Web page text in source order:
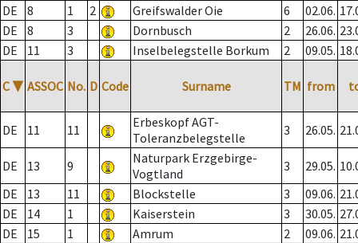
DE
8 1 2 Greifswalder Oie 6 02.06.
DE
8 3 Dornbusch 2 26.06.
DE
11 3 Inselbelegstelle Borkum 2 09.05.
C ▼ ASSOC No. D Code Surname TM from
DE 11 11
Erbeskopf AGT-
Toleranzbelegstelle
3 26.05.
DE 13 9
Naturpark Erzgebirge-
Vogtland
3 29.05.
DE
13 11 Blockstelle 3 09.06.
DE
14 1 Kaiserstein 3 30.05.
DE
15 1 Amrum 2 09.06.